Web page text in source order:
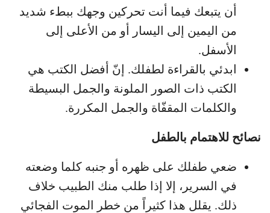
أن يتبعك فيما أنت تحركين وجهك ببطء شديد
من اليمين إلى اليسار أو من الأعلى إلى
الأسفل.
ابدئي بالقراءة لطفلك. إنّ أفضل الكتب هي
الكتب ذات الصور الملونة والجمل البسيطة
والكلمات المقفّاة والجمل المكررة.
نصائح للاهتمام بالطفل
ضعي طفلك على ظهره أو جنبه كلما وضعته
في السرير، إلا إذا طلب منك الطبيب خلاف
ذلك. يقلل هذا كثيراً من خطر الموت الفجائي